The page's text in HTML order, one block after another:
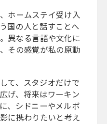
ホームステイ受け入
国の人と話すことへ
異なる言語や文化に
その感覚が私の原動
て、スタジオだけで
げ、将来はワーキン
、シドニーやメルボ
に携わりたいと考え